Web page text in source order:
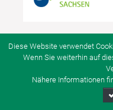
© BVS Sachsen
Diese Website verwendet
Wenn Sie weiterhin auf
Nähere Informationen